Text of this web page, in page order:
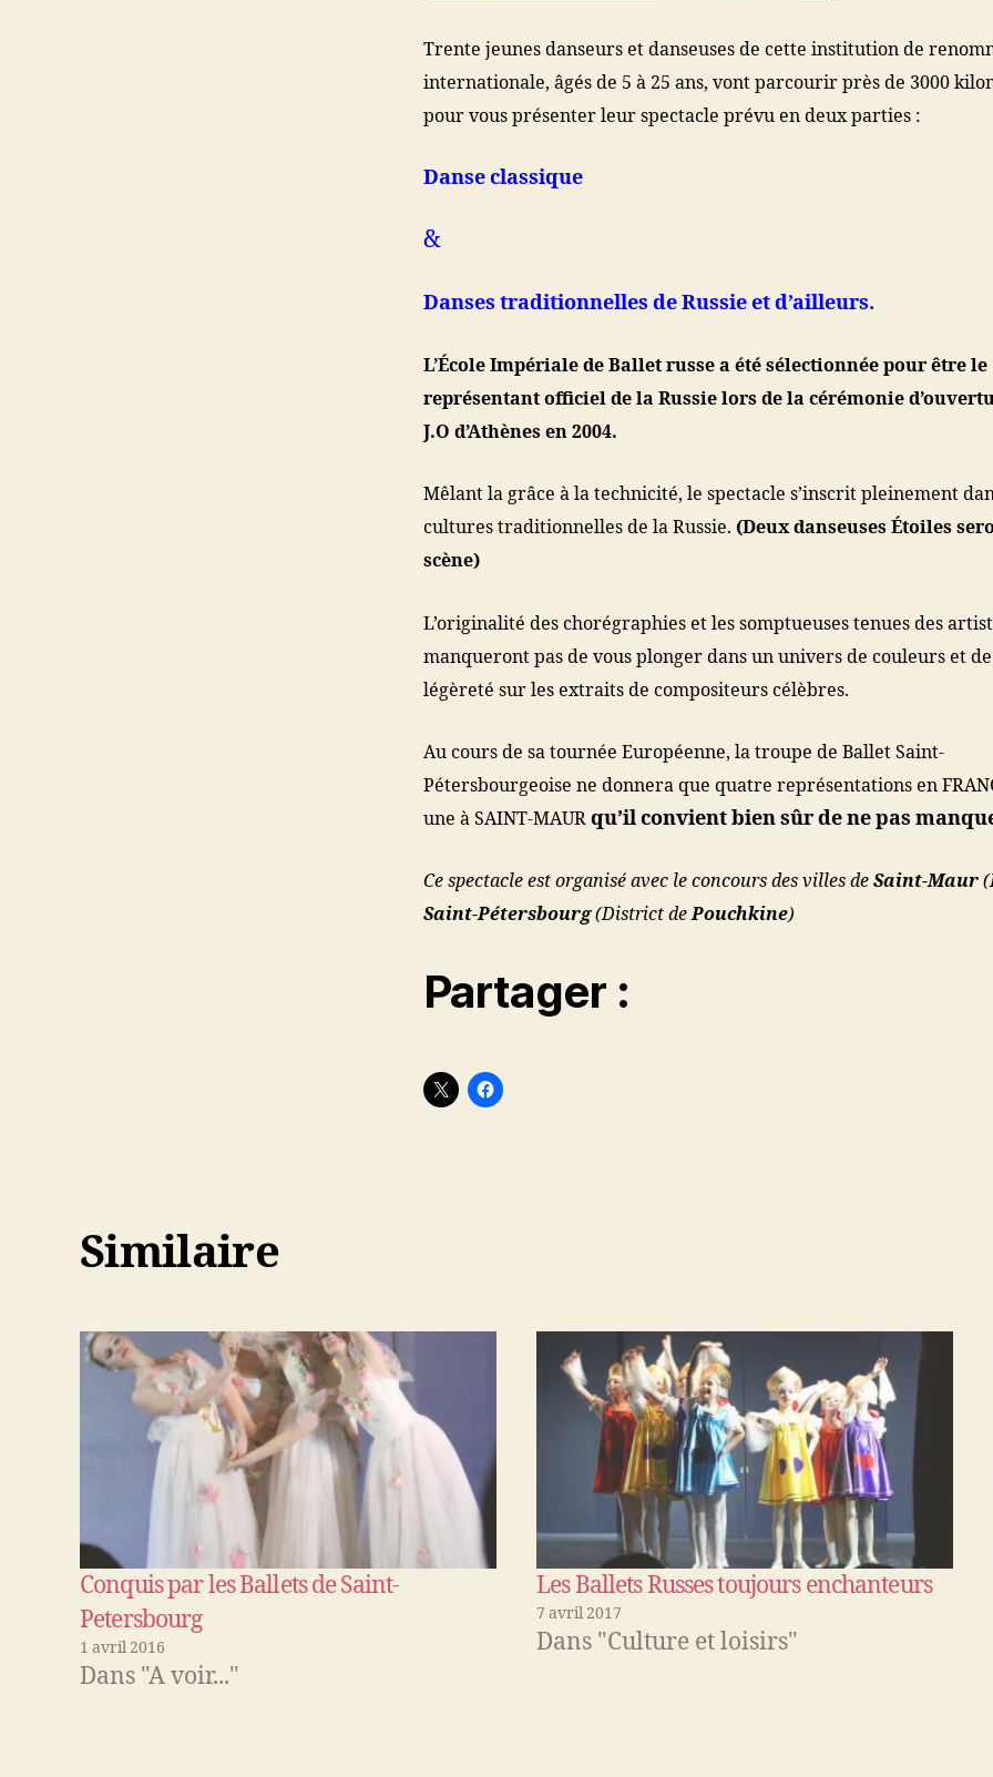
Trente jeunes danseurs et danseuses de cette institution de
internationale, âgés de 5 à 25 ans, vont parcourir près de 3000
pour vous présenter leur spectacle prévu en deux parties :
Danse classique
&
Danses traditionnelles de Russie et d’ailleurs.
L’École Impériale de Ballet russe a été sélectionnée pour être le
représentant officiel de la Russie lors de la cérémonie
J.O d’Athènes en 2004.
Mêlant la grâce à la technicité, le spectacle s’inscrit pleinement
cultures traditionnelles de la Russie. (Deux danseuses Étoiles
scène)
L’originalité des chorégraphies et les somptueuses tenues des
manqueront pas de vous plonger dans un univers de couleurs et de
légèreté sur les extraits de compositeurs célèbres.
Au cours de sa tournée Européenne, la troupe de Ballet Saint-
Pétersbourgeoise ne donnera que quatre représentations en
une à SAINT-MAUR qu’il convient bien sûr de ne pas
Ce spectacle est organisé avec le concours des villes de Saint-Maur
Saint-Pétersbourg(District dePouchkine)
Partager :
Similaire
Conquis par les Ballets de Saint-
Petersbourg
1 avril 2016
Dans "A voir..."
Les Ballets Russes toujours enchanteurs
7 avril 2017
Dans "Culture et loisirs"